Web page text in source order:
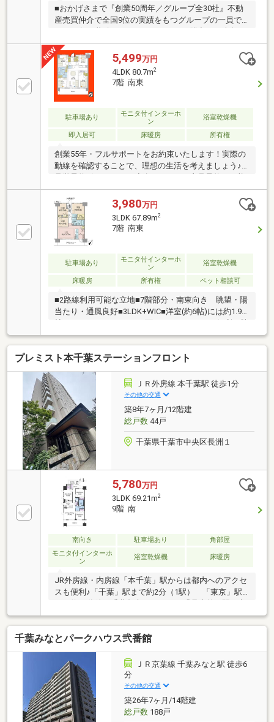
■おかげさまで『創業50周年／グループ全30社』不動
産売買仲介で全国9位の実績をもつグループの一員で
す。50年の蓄積されたノウハウで、ご購入・ご売却・
お買替え全てをサポート致します。■選ばれ続けて
「お客様の声」2000件以上突破！多くの信頼と感謝の
言葉を頂く、実績と信頼の東宝ハウス船橋にお任せく
ださい。■独自のFP相談【未来カレンダー】資金計画
の漠然とした不安を『見える化』して幸せな未来への
スタートを切りましょう。■業界初の無料アフターサ
ポート【TOHO HOUSE CLUB】ご購入後もお客様の
『住まい』と『暮らし』の安心・安全を無料で守りま
す。お気軽にお問合せ下さい！
5,499万円
4LDK 80.7m2
7階 南東
駐車場あり
モニタ付インターホ
ン
浴室乾燥機
即入居可 床暖房 所有権
創業55年・フルサポートをお約束いたします！実際の
動線を確認することで、理想の生活を考えましょう♪
見学予約ボタンより、連絡不要ですぐ内見予約が可能
です・物件おすすめポイント・□大画面ＴＶも余裕、
インテリアプランが考えやすいワイドなリビング■お
子様のお留守番にも安心、訪問者を確認できるＴＶモ
ニタ・インタホン付き□全居室収納付きで「自分の物
は自分でしまう」が自然に身に付く間取り■浴室には
浴室乾燥機つき、湿気を排しカビ防止に大活躍。冬季
のヒートショック緩和に
3,980万円
3LDK 67.89m2
7階 南東
駐車場あり
モニタ付インターホ
ン
浴室乾燥機
床暖房 所有権 ペット相談可
■2路線利用可能な立地■7階部分・南東向き 眺望・陽
当たり・通風良好■3LDK+WIC■洋室(約6帖)には約1.9
帖のWIC ■バルコニーに面したキッチンには便利な勝
手口■食洗機・ディスポーザー・浄水器付きシステム
キッチン 物入付き■24時間ゴミ出し可能■ペット飼育
可(細則有)
プレミスト本千葉ステーションフロント
ＪＲ外房線 本千葉駅 徒歩1分
その他の交通
築8年7ヶ月/12階建
総戸数44戸
千葉県千葉市中央区長洲１
5,780万円
3LDK 69.21m2
9階 南
南向き 駐車場あり
角部屋
モニタ付インターホ
ン
浴室乾燥機 床暖房
JR外房線・内房線「本千葉」駅からは都内へのアクセ
スも便利♪「千葉」駅まで約2分（1駅） 「東京」駅
まで約50分他に千葉都市モノレール「県庁前」駅・京
成電鉄「千葉中央」駅も徒歩圏内にあり、複数路線使
い分け可能☆駅前の利便性はもちろん、官庁街・行政
エリアのため落ち着いた雰囲気も感じられて魅力的♪
日本のさくら名所100選にも選ばれた「亥鼻公園（千
葉城）」など自然を身近に感じられる環境も◎▽物件
のPOINT▽・全居室収納有・２４時間ゴミ出し可・エ
レベーター有・宅配ボックス有・ペット相談可・浴室
乾燥機有・温水洗浄便座有・食洗乾燥機有※サービス
バルコニー３．０５m2有
千葉みなとパークハウス弐番館
ＪＲ京葉線 千葉みなと駅 徒歩6
分
その他の交通
築26年7ヶ月/14階建
総戸数188戸